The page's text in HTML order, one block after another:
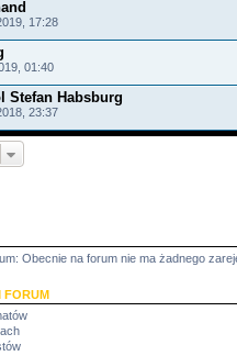
17:28
01:40
Stefan Habsburg
23:37
Obecnie na forum nie ma żadnego
FORUM